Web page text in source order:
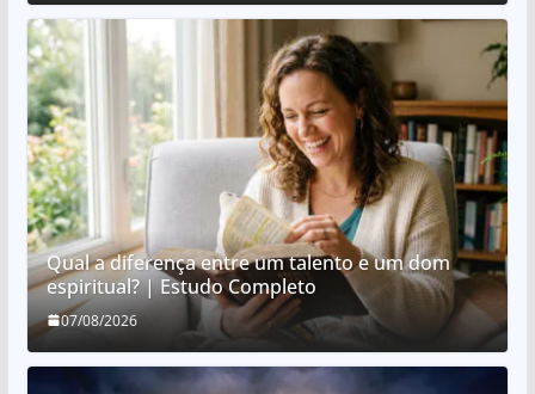
Qual a diferença entre um talento e um dom
espiritual? | Estudo Completo
07/08/2026